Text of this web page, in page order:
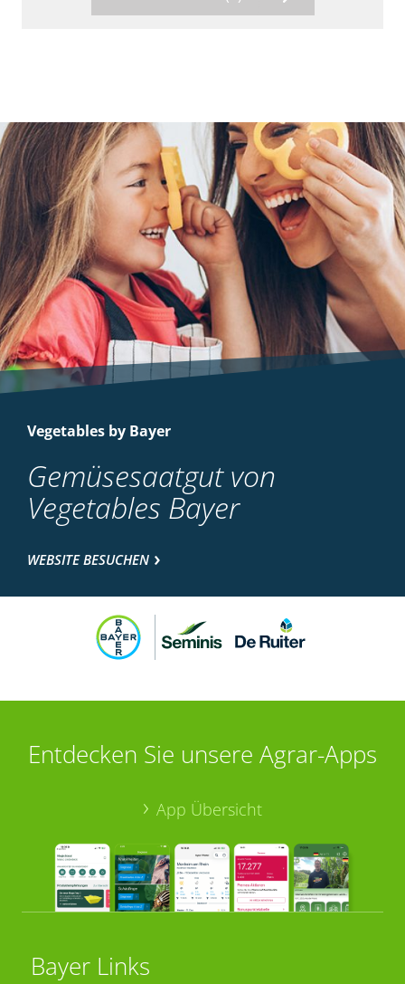
Vegetables by Bayer
Gemüsesaatgut von
Vegetables Bayer
WEBSITE BESUCHEN
Entdecken Sie unsere Agrar-Apps
App Übersicht
Bayer Links